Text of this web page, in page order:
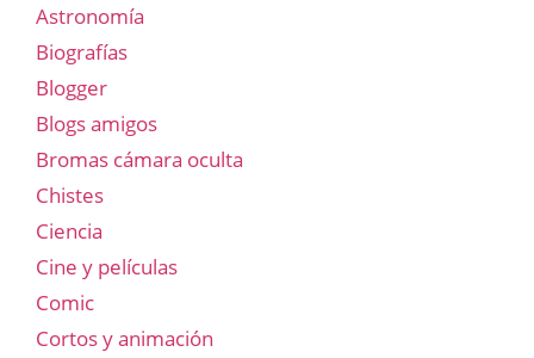
Astronomía
Biografías
Blogger
Blogs amigos
Bromas cámara oculta
Chistes
Ciencia
Cine y películas
Comic
Cortos y animación